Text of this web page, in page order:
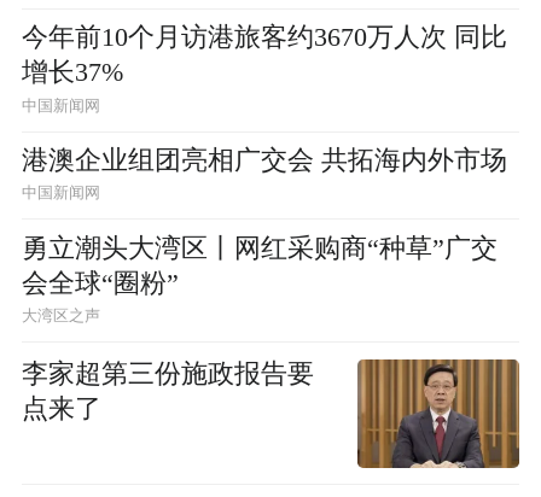
今年前10个月访港旅客约3670万人次 同比
增长37%
中国新闻网
港澳企业组团亮相广交会 共拓海内外市场
中国新闻网
勇立潮头大湾区丨网红采购商“种草”广交
会全球“圈粉”
大湾区之声
李家超第三份施政报告要
点来了